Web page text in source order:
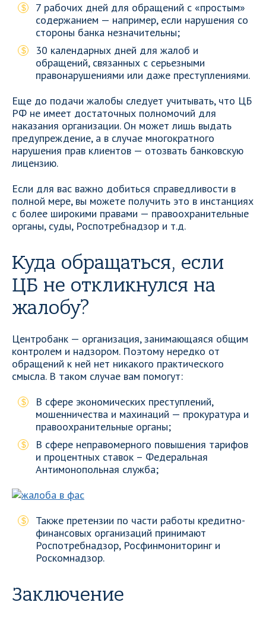
7 рабочих дней для обращений с «простым»
содержанием — например, если нарушения со
стороны банка незначительны;
30 календарных дней для жалоб и
обращений, связанных с серьезными
правонарушениями или даже преступлениями.
Еще до подачи жалобы следует учитывать, что ЦБ
РФ не имеет достаточных полномочий для
наказания организации. Он может лишь выдать
предупреждение, а в случае многократного
нарушения прав клиентов — отозвать банковскую
лицензию.
Если для вас важно добиться справедливости в
полной мере, вы можете получить это в инстанциях
с более широкими правами — правоохранительные
органы, суды, Роспотребнадзор и т.д.
Куда обращаться, если
ЦБ не откликнулся на
жалобу?
Центробанк — организация, занимающаяся общим
контролем и надзором. Поэтому нередко от
обращений к ней нет никакого практического
смысла. В таком случае вам помогут:
В сфере экономических преступлений,
мошенничества и махинаций — прокуратура и
правоохранительные органы;
В сфере неправомерного повышения тарифов
и процентных ставок – Федеральная
Антимонопольная служба;
Также претензии по части работы кредитно-
финансовых организаций принимают
Роспотребнадзор, Росфинмониторинг и
Роскомнадзор.
Заключение